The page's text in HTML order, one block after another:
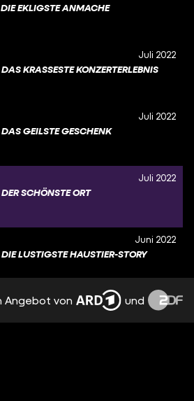
EKLIGSTE ANMACHE
Juli 2022
KRASSESTE KONZERTERLEBNIS
Juli 2022
GEILSTE GESCHENK
Juli 2022
SCHÖNSTE ORT
Juni 2022
LUSTIGSTE HAUSTIER-STORY
Juni 2022
Angebot von und